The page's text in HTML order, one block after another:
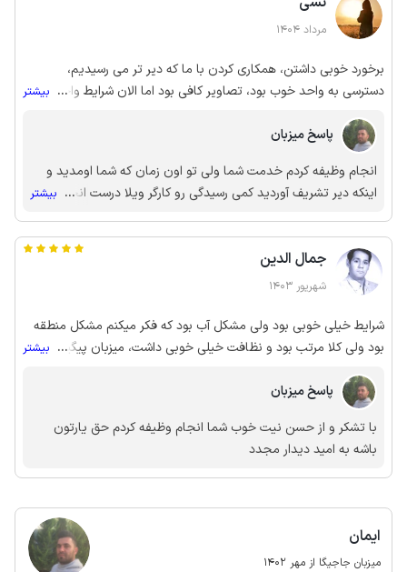
مرداد 1404
برخورد خوبی داشتن، همکاری کردن با ما که دیر تر می رسیدیم،
دسترسی به واحد خوب بود، تصاویر کافی بود اما الان شرایط واحد
رسیدیم و اگر زودتر رسیده بودیم حتما ثبت شکایت میکردم در جاجیگا.
... بیشتر
پاسخ میزبان
انجام وظیفه کردم خدمت شما ولی تو اون زمان که شما اومدید و
اینکه دیر تشریف آوردید کمی رسیدگی رو کارگر ویلا درست انجام
که اینجا شمال هست و درب ویلا رو باز نمیزاشتین داخل ورود
نمیکردن بازم نظر شما قابل احترام هست حق یارتون
... بیشتر
جمال الدین
شهریور 1403
شرایط خیلی خوبی بود ولی مشکل آب بود که فکر میکنم مشکل منطقه
بود ولی کلا مرتب بود و نظافت خیلی خوبی داشت، میزبان پیگیر و
... بیشتر
پاسخ میزبان
با تشکر و از حسن نیت خوب شما انجام وظیفه کردم حق یارتون
باشه به امید دیدار مجدد
ایمان
میزبان جاجیگا از مهر 1402